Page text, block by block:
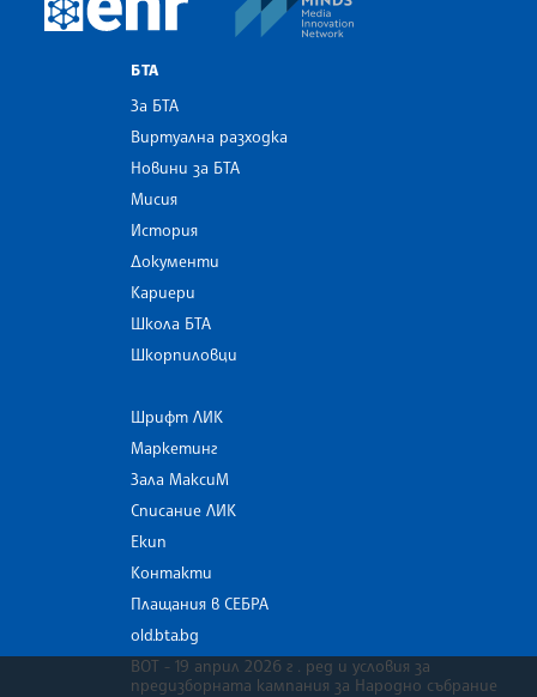
БТА
За БТА
Виртуална разходка
Новини за БТА
Мисия
История
Документи
Кариери
Школа БТА
Шкорпиловци
Шрифт ЛИК
Маркетинг
Зала МаксиМ
Списание ЛИК
Екип
Контакти
Плащания в СЕБРА
old.bta.bg
ВОТ - 19 април 2026 г . ред и условия за
предизборната кампания за Народно събрание